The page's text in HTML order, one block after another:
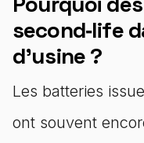
second‑life
d'usine ?
Les batteries
ont souvent